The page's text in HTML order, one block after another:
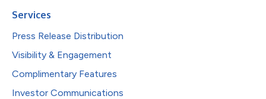
Services
Press Release Distribution
Visibility & Engagement
Complimentary Features
Investor Communications